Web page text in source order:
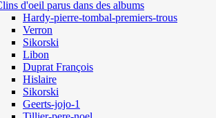
d'oeil parus dans des albums
Hardy-pierre-tombal-premiers-trous
Verron
Sikorski
Libon
Duprat François
Hislaire
Sikorski
Geerts-jojo-1